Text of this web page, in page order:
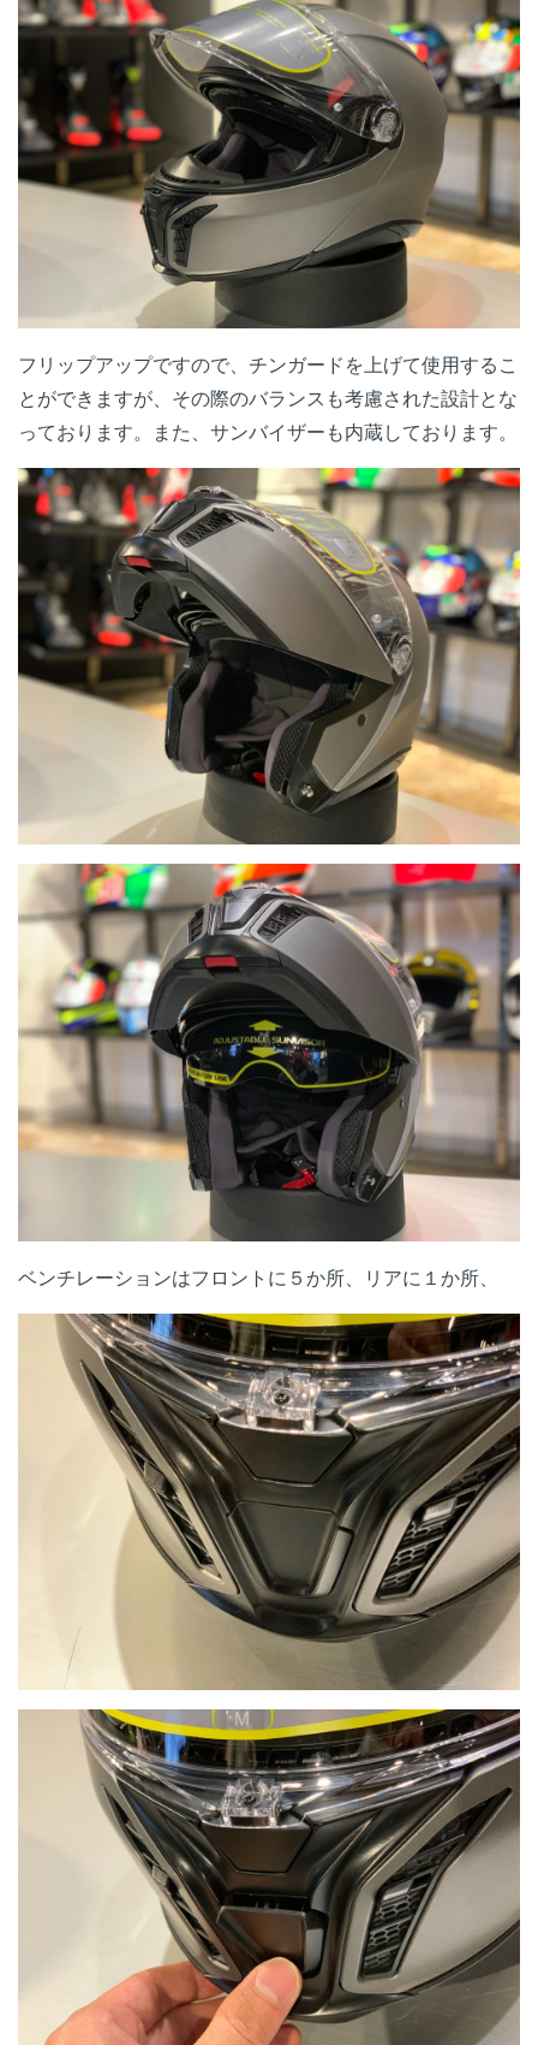
フリップアップですので、チンガードを上げて使用するこ
とができますが、その際のバランスも考慮された設計とな
っております。また、サンバイザーも内蔵しております。
ベンチレーションはフロントに５か所、リアに１か所、